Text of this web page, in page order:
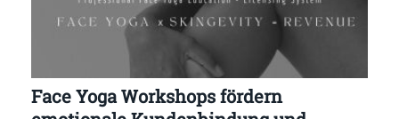
Face Yoga Workshops fördern